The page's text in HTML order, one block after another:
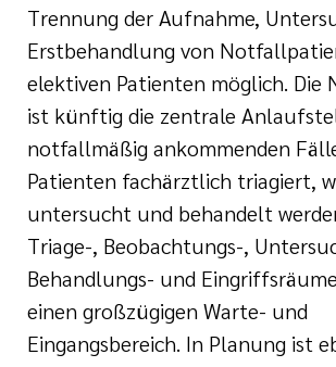
Trennung der Aufnahme,
Erstbehandlung von
elektiven Patienten möglich. Die
ist künftig die zentrale
notfallmäßig ankommenden
Patienten fachärztlich triagiert,
untersucht und behandelt
Triage-, Beobachtungs-,
Behandlungs- und
einen großzügigen Warte- und
Eingangsbereich. In Planung ist